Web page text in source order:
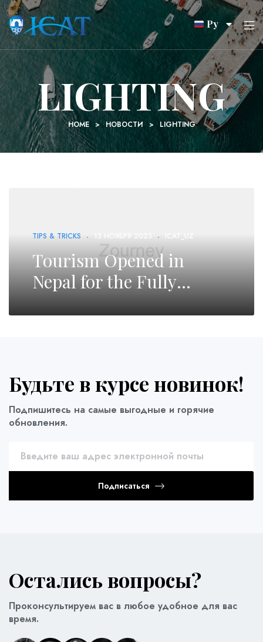
Ру
LIGHTING
HOME > НОВОСТИ > LIGHTING
TIPS & TRICKS 13 НОЯБРЯ 2023 ICAT_UZ
Tourism Opened in
Nepal for the Fully
Vaccinated Tourists
Будьте в курсе новинок!
Подпишитесь на самые выгодные и горячие
обновления.
Подписаться
Остались вопросы?
Проконсультируем вас в любое удобное для вас
время.